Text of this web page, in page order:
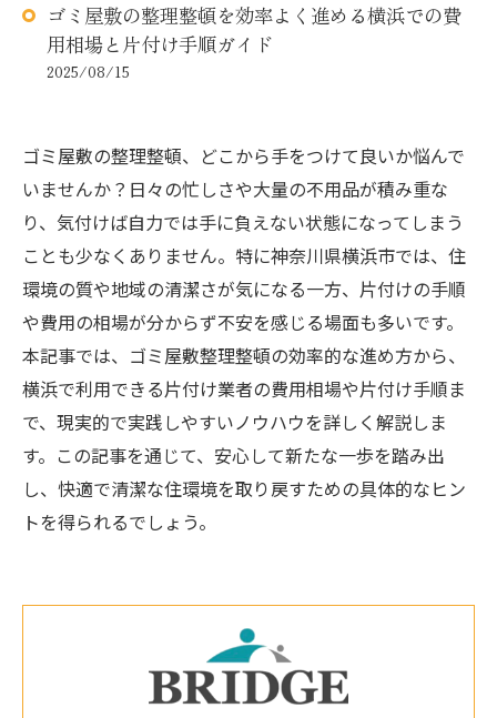
ゴミ屋敷の整理整頓を効率よく進める横浜での費
用相場と片付け手順ガイド
2025/08/15
ゴミ屋敷の整理整頓、どこから手をつけて良いか悩んで
いませんか？日々の忙しさや大量の不用品が積み重な
り、気付けば自力では手に負えない状態になってしまう
ことも少なくありません。特に神奈川県横浜市では、住
環境の質や地域の清潔さが気になる一方、片付けの手順
や費用の相場が分からず不安を感じる場面も多いです。
本記事では、ゴミ屋敷整理整頓の効率的な進め方から、
横浜で利用できる片付け業者の費用相場や片付け手順ま
で、現実的で実践しやすいノウハウを詳しく解説しま
す。この記事を通じて、安心して新たな一歩を踏み出
し、快適で清潔な住環境を取り戻すための具体的なヒン
トを得られるでしょう。